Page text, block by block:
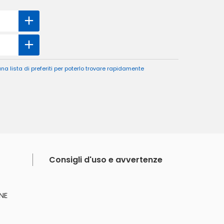
lista di preferiti per poterlo trovare rapidamente
Consigli d'uso e avvertenze